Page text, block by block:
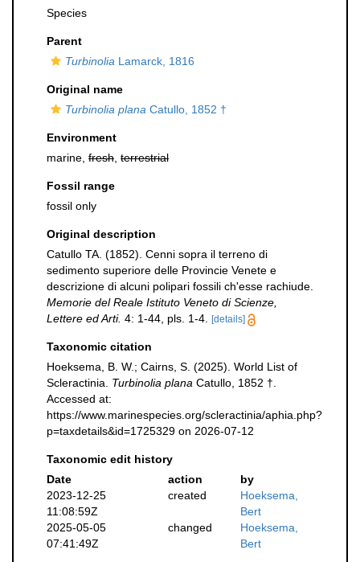
Species
Parent
Turbinolia Lamarck, 1816
Original name
Turbinolia plana Catullo, 1852 †
Environment
marine, fresh terrestrial
Fossil range
fossil only
Original description
Catullo TA. (1852). Cenni sopra il terreno di
sedimento superiore delle Provincie Venete e
descrizione di alcuni polipari fossili ch'esse rachiude.
Memorie del Reale Istituto Veneto di Scienze,
Lettere ed Arti. 4: 1-44, pls. 1-4. [details]
Taxonomic citation
Hoeksema, B. W.; Cairns, S. (2025). World List of
Scleractinia. Turbinolia plana Catullo, 1852 †.
Accessed at:
https://www.marinespecies.org/scleractinia/aphia.php?
p=taxdetails&id=1725329 on 2026-07-12
Taxonomic edit history
Date
action
by
2023-12-25
11:08:59Z
created
Hoeksema,
Bert
2025-05-05
07:41:49Z
changed
Hoeksema,
Bert